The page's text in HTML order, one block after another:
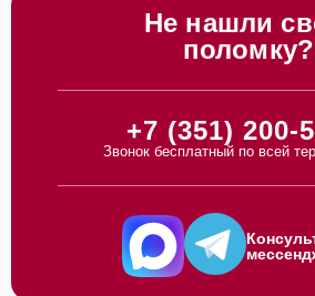
Не нашли
поломку?
+7 (351) 200-
Звонок бесплатный по всей